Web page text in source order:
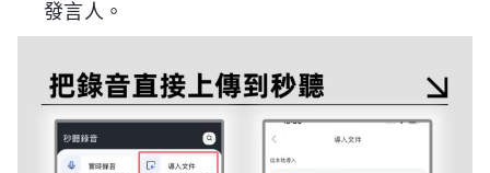
發言人。